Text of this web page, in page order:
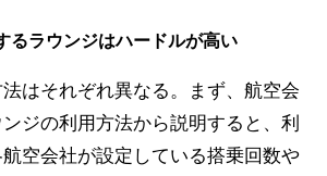
るラウンジはハードルが高い
はそれぞれ異なる。まず、航空会
ジの利用方法から説明すると、利
空会社が設定している搭乗回数や